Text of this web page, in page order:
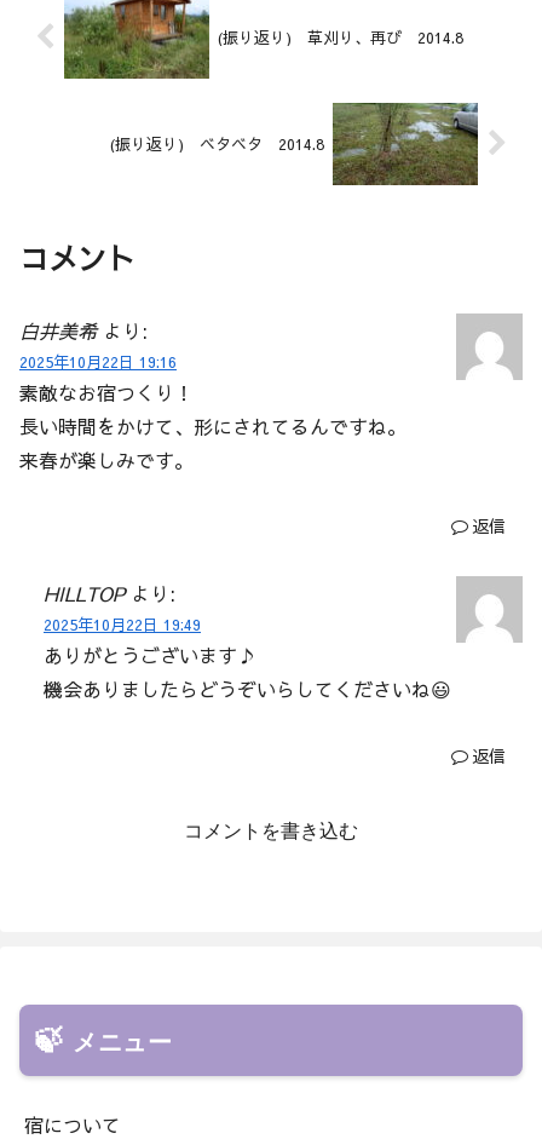
(振り返り) 草刈り、再び 2014.8
(振り返り) ベタベタ 2014.8
コメント
白井美希 より:
2025年10月22日 19:16
素敵なお宿つくり！
長い時間をかけて、形にされてるんですね。
来春が楽しみです。
返信
HILLTOP より:
2025年10月22日 19:49
ありがとうございます♪
機会ありましたらどうぞいらしてくださいね😃
返信
コメントを書き込む
メニュー
宿について